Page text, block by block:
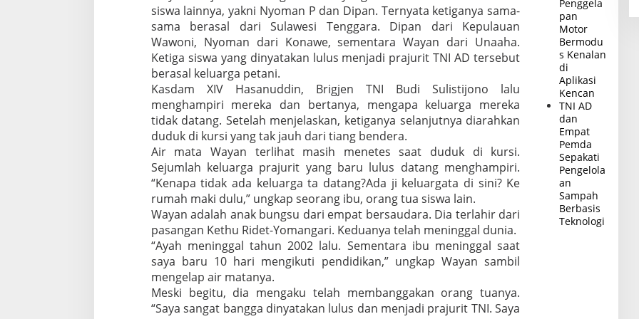
e
d
n
g
A
r
M
a
siswa lainnya, yakni Nyoman P dan Dipan. Ternyata ketiganya sama-
sama berasal dari Sulawesi Tenggara. Dipan dari Kepulauan
Wawoni, Nyoman dari Konawe, sementara Wayan dari Unaaha.
Ketiga siswa yang dinyatakan lulus menjadi prajurit TNI AD tersebut
berasal keluarga petani.
Kasdam XIV Hasanuddin, Brigjen TNI Budi Sulistijono lalu
menghampiri mereka dan bertanya, mengapa keluarga mereka
tidak datang. Setelah menjelaskan, ketiganya selanjutnya diarahkan
duduk di kursi yang tak jauh dari tiang bendera.
Air mata Wayan terlihat masih menetes saat duduk di kursi.
Sejumlah keluarga prajurit yang baru lulus datang menghampiri.
“Kenapa tidak ada keluarga ta datang?Ada ji keluargata di sini? Ke
rumah maki dulu,” ungkap seorang ibu, orang tua siswa lain.
Wayan adalah anak bungsu dari empat bersaudara. Dia terlahir dari
pasangan Kethu Ridet-Yomangari. Keduanya telah meninggal dunia.
“Ayah meninggal tahun 2002 lalu. Sementara ibu meninggal saat
saya baru 10 hari mengikuti pendidikan,” ungkap Wayan sambil
mengelap air matanya.
Meski begitu, dia mengaku telah membanggakan orang tuanya.
“Saya sangat bangga dinyatakan lulus dan menjadi prajurit TNI. Saya
Penggela
pan
Motor
Bermodu
s Kenalan
di
Aplikasi
Kencan
TNI AD
dan
Empat
Pemda
Sepakati
Pengelola
an
Sampah
Berbasis
Teknologi